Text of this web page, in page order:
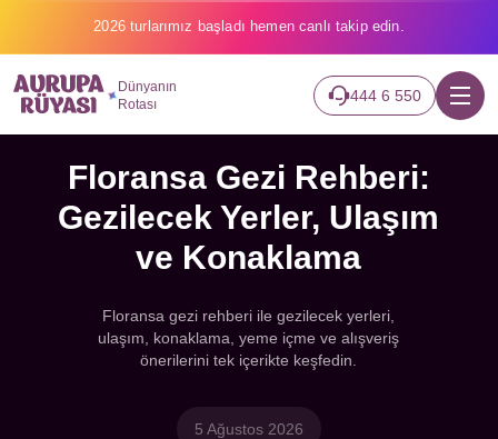
2026 turlarımız başladı hemen canlı takip edin.
Dünyanın
Rotası
444 6 550
Floransa Gezi Rehberi:
Gezilecek Yerler, Ulaşım
ve Konaklama
Floransa gezi rehberi ile gezilecek yerleri,
ulaşım, konaklama, yeme içme ve alışveriş
önerilerini tek içerikte keşfedin.
5 Ağustos 2026